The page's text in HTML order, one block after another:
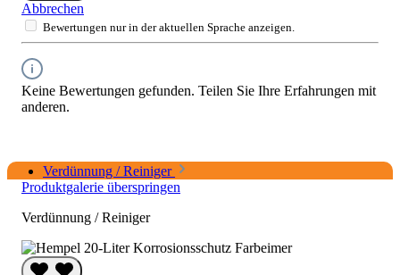
Abbrechen
Bewertungen nur in der aktuellen Sprache anzeigen.
Keine Bewertungen gefunden. Teilen Sie Ihre Erfahrungen mit
anderen.
Verdünnung / Reiniger
Produktgalerie überspringen
Verdünnung / Reiniger